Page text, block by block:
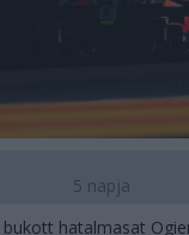
5 napja
hatalmasat